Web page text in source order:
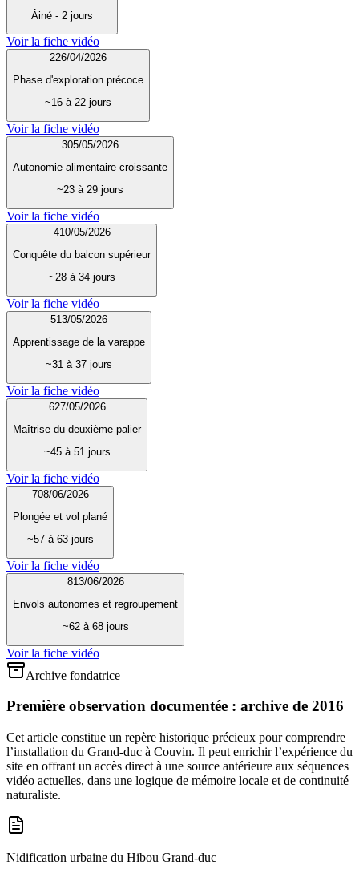
Âiné - 2 jours
Voir la fiche vidéo
226/04/2026
Phase d'exploration précoce
~16 à 22 jours
Voir la fiche vidéo
305/05/2026
Autonomie alimentaire croissante
~23 à 29 jours
Voir la fiche vidéo
410/05/2026
Conquête du balcon supérieur
~28 à 34 jours
Voir la fiche vidéo
513/05/2026
Apprentissage de la varappe
~31 à 37 jours
Voir la fiche vidéo
627/05/2026
Maîtrise du deuxième palier
~45 à 51 jours
Voir la fiche vidéo
708/06/2026
Plongée et vol plané
~57 à 63 jours
Voir la fiche vidéo
813/06/2026
Envols autonomes et regroupement
~62 à 68 jours
Voir la fiche vidéo
Archive fondatrice
Première observation documentée : archive de 2016
Cet article constitue un repère historique précieux pour comprendre
l’installation du Grand-duc à Couvin. Il peut enrichir l’expérience du
site en offrant un accès direct à une source antérieure aux séquences
vidéo actuelles, dans une logique de mémoire locale et de continuité
naturaliste.
Nidification urbaine du Hibou Grand-duc